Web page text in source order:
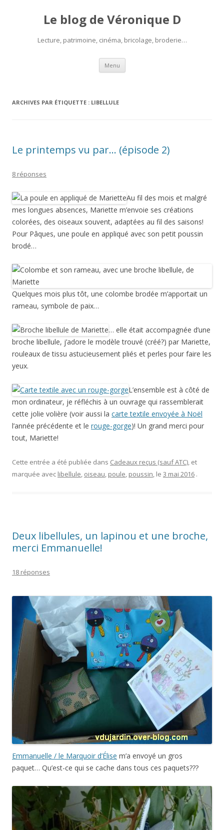
Le blog de Véronique D
Lecture, patrimoine, cinéma, bricolage, broderie…
Menu Aller
contenu
ARCHIVES PAR ÉTIQUETTE : LIBELLULE
Le printemps vu par… (épisode 2)
8 réponses
Au fil des mois et malgré
mes longues absences, Mariette m’envoie ses créations
colorées, des oiseaux souvent, adaptées au fil des saisons!
Pour Pâques, une poule en appliqué avec son petit poussin
brodé…
Quelques mois plus tôt, une colombe brodée m’apportait un
rameau, symbole de paix…
… elle était accompagnée d’une
broche libellule, j’adore le modèle trouvé (créé?) par Mariette,
rouleaux de tissu astucieusement pliés et perles pour faire les
yeux.
L’ensemble est à côté de
mon ordinateur, je réfléchis à un ouvrage qui rassemblerait
cette jolie volière (voir aussi la carte textile envoyée à Noël
l’année précédente et le rouge-gorge)! Un grand merci pour
tout, Mariette!
Cette entrée a été publiée dans Cadeaux reçus (sauf ATC), et
marquée avec libellule, oiseau, poule, poussin, le 3 mai 2016 .
Deux libellules, un lapinou et une broche,
merci Emmanuelle!
18 réponses
Emmanuelle / le Marquoir d’Élise m’a envoyé un gros
paquet… Qu’est-ce qui se cache dans tous ces paquets???